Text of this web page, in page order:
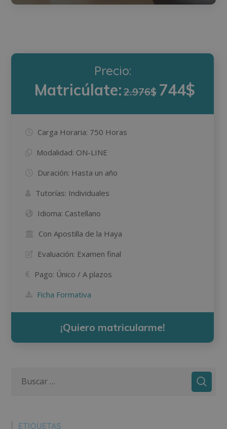
Precio:
Matricúlate:2.976$ 744$
Carga Horaria: 750 Horas
Modalidad: ON-LINE
Duración: Hasta un año
Tutorías: Individuales
Idioma: Castellano
Con Apostilla de la Haya
Evaluación: Examen final
Pago: Único / A plazos
Ficha Formativa
¡Quiero matricularme!
ETIQUETAS